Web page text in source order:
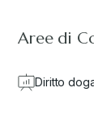
Aree di
Diritto